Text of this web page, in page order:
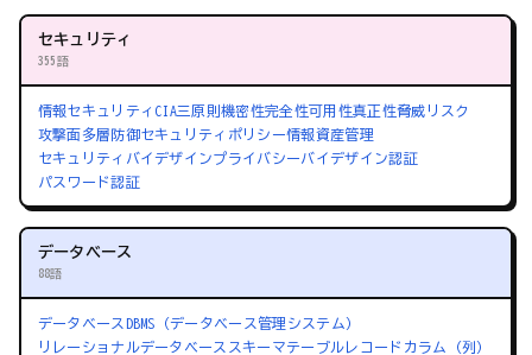
セキュリティ
355語
情報セキュリティ CIA三原則機密性完全性可用性真正性脅威 リスク
攻撃面多層防御セキュリティポリシー情報資産管理
セキュリティバイデザインプライバシーバイデザイン認証
パスワード認証
データベース
88語
データベース DBMS（データベース管理システム）
リレーショナルデータベース スキーマテーブルレコード カラム（列）